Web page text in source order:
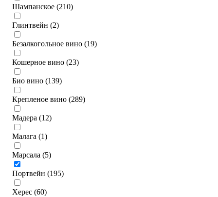
Шампанское (210)
Глинтвейн (2)
Безалкогольное вино (19)
Кошерное вино (23)
Био вино (139)
Крепленое вино (289)
Мадера (12)
Малага (1)
Марсала (5)
Портвейн (195)
Херес (60)